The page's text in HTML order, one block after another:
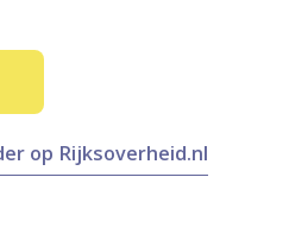
op Rijksoverheid.nl